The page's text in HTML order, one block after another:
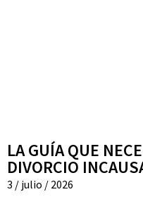
LA GUÍA QUE
DIVORCIO
3 / julio / 2026